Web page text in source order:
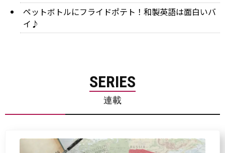
ペットボトルにフライドポテト！和製英語は面白いバ
イ♪
SERIES
連載